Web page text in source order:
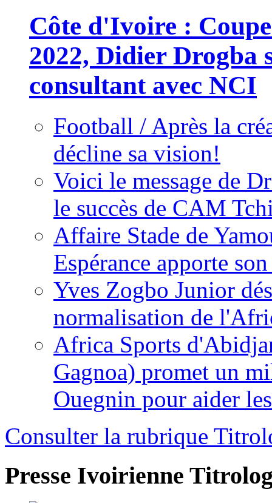
Côte d'Ivoire :
2022, Didier Drogba
consultant avec NCI
Football / Après la
décline sa vision!
Voici le message de
le succès de CAM
Affaire Stade de
Espérance apporte
Yves Zogbo Junior
normalisation de
Africa Sports
Gagnoa) promet un
Ouegnin pour aider
Consulter la rubrique
Presse Ivoirienne